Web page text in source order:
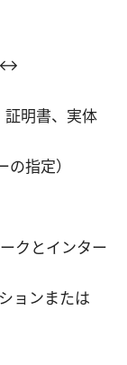
↔
証明書、実体
指定）
クとインター
ョンまたは